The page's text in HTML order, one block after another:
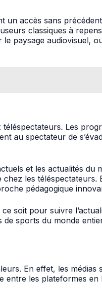
accès sans
classiques à
paysage audiovisuel,
Les
au spectateur de
et les actualités du
les
pédagogique
soit pour suivre
sports du monde
En effet, les
entre les plateformes